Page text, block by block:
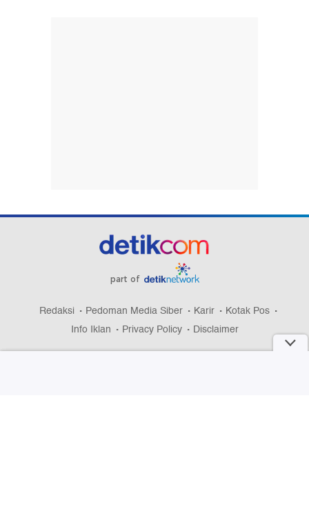
part of
Redaksi Pedoman Media Siber Karir
Kotak Pos
Info Iklan
Privacy Policy Disclaimer